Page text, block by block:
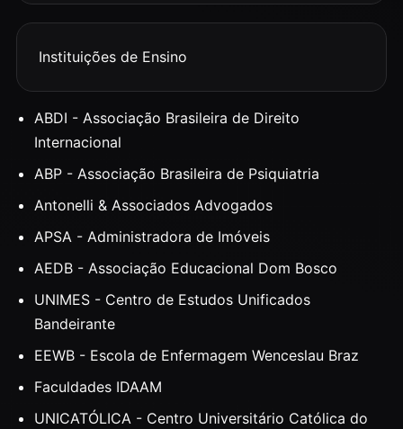
Instituições de Ensino
ABDI - Associação Brasileira de Direito
Internacional
ABP - Associação Brasileira de Psiquiatria
Antonelli & Associados Advogados
APSA - Administradora de Imóveis
AEDB - Associação Educacional Dom Bosco
UNIMES - Centro de Estudos Unificados
Bandeirante
EEWB - Escola de Enfermagem Wenceslau Braz
Faculdades IDAAM
UNICATÓLICA - Centro Universitário Católica do